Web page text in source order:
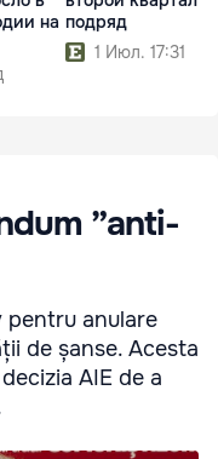
на подряд
1 Июл. 17:31
”anti-
pentru anulare
de șanse. Acesta
AIE de a